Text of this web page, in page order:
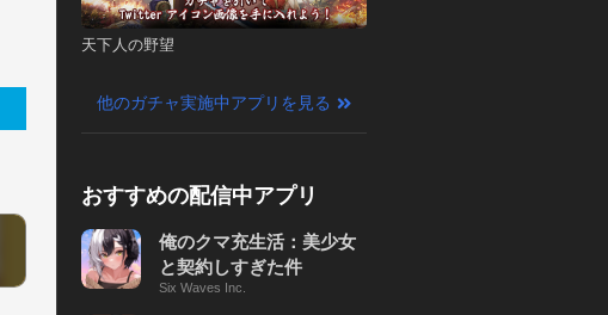
天下人の野望
他のガチャ実施中アプリを見る
おすすめの配信中アプリ
俺のクマ充生活：美少女
と契約しすぎた件
Six Waves Inc.